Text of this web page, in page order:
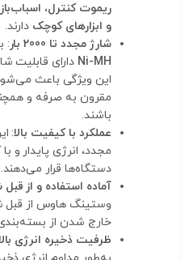
ریموت کنترل،
و ابزارهای کوچک دارند.
شارژ مجدد تا 2000 بار
:
Ni-MH دارای قابلیت
این ویژگی باعث
مقرون به صرفه و
باشند.
عملکرد با کیفیت بالا:
مجدد، انرژی پایدار و
دستگاه‌ها قرار می‌دهند.
آماده استفاده و از
وستینگ هاوس از قبل
خارج شدن از
ظرفیت ذخیره انرژی